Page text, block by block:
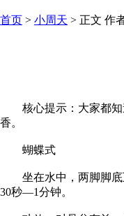
首页 > 小周天 > 正文 作
核心提示：大家都知道
香。
蝴蝶式
坐在水中，两脚脚底互
30秒—1分钟。